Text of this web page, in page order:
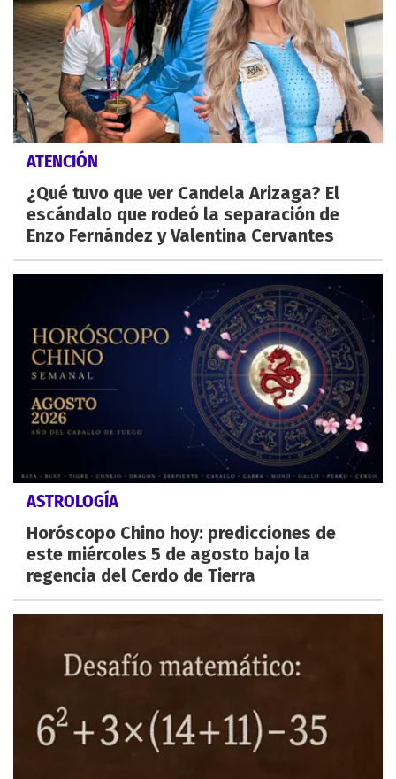
ATENCIÓN
¿Qué tuvo que ver Candela Arizaga? El
escándalo que rodeó la separación de
Enzo Fernández y Valentina Cervantes
ASTROLOGÍA
Horóscopo Chino hoy: predicciones de
este miércoles 5 de agosto bajo la
regencia del Cerdo de Tierra